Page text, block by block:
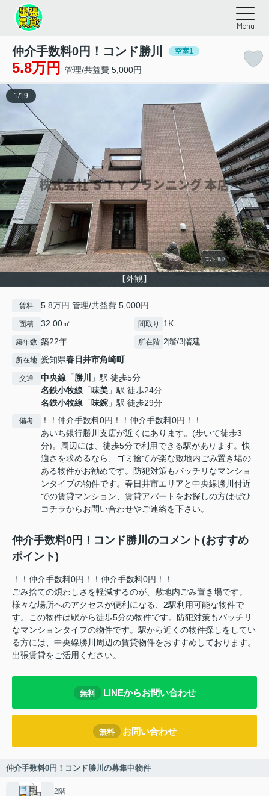
Menu
仲介手数料0円！コンド勝川 空室1
5.8万円 管理/共益費 5,000円
【外観】
1 /19
賃料 5.8万円 管理/共益費 5,000円
面積 32.00㎡ 間取り 1K
築年数 築22年 所在階 2階/3階建
所在地 愛知県春日井市角崎町
交通 中央線 「勝川
」駅 徒歩5分
名鉄小牧線 「 味美 」駅 徒歩24分
名鉄小牧線 「 味鋺 」駅 徒歩29分
備考
！！仲介手数料0円！！仲介手数料0円！！
あいち銀行勝川支店が近くにあります。(歩いて徒歩3
分)。周辺には、徒歩5分で利用できる駅があります。快
適さを求めるなら、ゴミ捨てが楽な敷地内ごみ置き場の
ある物件がお勧めです。防犯対策もバッチリなマンショ
ンタイプの物件です。春日井市エリアと中央線勝川付近
での賃貸マンション、賃貸アパートをお探しの方はぜひ
コチラからお問い合わせやご連絡を下さい。
仲介手数料0円！コンド勝川のコメント(おすすめ
ポイント)
！！仲介手数料0円！！仲介手数料0円！！
ごみ捨ての煩わしさを軽減するのが、敷地内ごみ置き場です。
様々な場所へのアクセスが便利になる、2駅利用可能な物件で
す。この物件は駅から徒歩5分の物件です。防犯対策もバッチリ
なマンションタイプの物件です。駅から近くの物件探しをしてい
る方には、中央線勝川周辺の賃貸物件をおすすめしております。
出張賃貸をご活用ください。
無料 LINEからお問い合わせ
無料 お問い合わせ
仲介手数料0円！コンド勝川の募集中物件
2階